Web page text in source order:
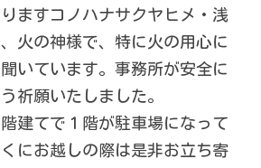
ますコノハナサクヤヒメ・浅
火の神様で、特に火の用心に
いています。事務所が安全に
祈願いたしました。
建てで１階が駐車場になって
にお越しの際は是非お立ち寄